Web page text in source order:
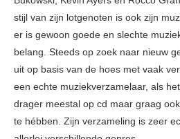
stijl van zijn lotgenoten is ook zijn
er is gewoon goede en slechte
belang. Steeds op zoek naar nieuw
uit op basis van de hoes met vaak
een echte muziekverzamelaar, als
drager meestal op cd maar graag
te hébben. Zijn verzameling is zeer